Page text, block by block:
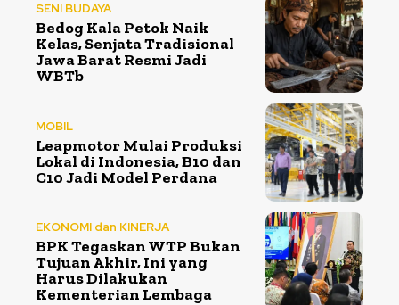
SENI BUDAYA
Bedog Kala Petok Naik
Kelas, Senjata Tradisional
Jawa Barat Resmi Jadi
WBTb
MOBIL
Leapmotor Mulai Produksi
Lokal di Indonesia, B10 dan
C10 Jadi Model Perdana
EKONOMI dan KINERJA
BPK Tegaskan WTP Bukan
Tujuan Akhir, Ini yang
Harus Dilakukan
Kementerian Lembaga